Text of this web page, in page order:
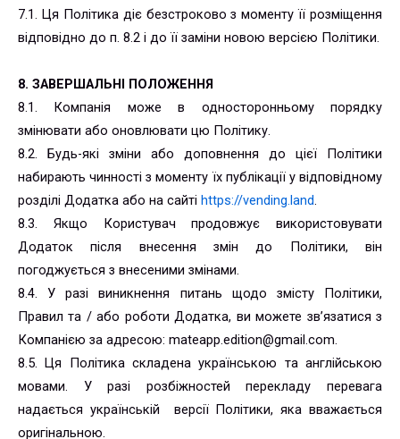
7.1. Ця Політика діє безстроково з моменту її розміщення
відповідно до п. 8.2 і до її заміни новою версією Політики.
8. ЗАВЕРШАЛЬНІ ПОЛОЖЕННЯ
8.1. Компанія може в односторонньому порядку
змінювати або оновлювати цю Політику.
8.2. Будь-які зміни або доповнення до цієї Політики
набирають чинності з моменту їх публікації у відповідному
розділі Додатка або на сайті https://vending.land.
8.3. Якщо Користувач продовжує використовувати
Додаток після внесення змін до Політики, він
погоджується з внесеними змінами.
8.4. У разі виникнення питань щодо змісту Політики,
Правил та / або роботи Додатка, ви можете зв’язатися з
Компанією за адресою: mateapp.edition@gmail.com.
8.5. Ця Політика складена українською та англійською
мовами. У разі розбіжностей перекладу перевага
надається українській версії Політики, яка вважається
оригінальною.